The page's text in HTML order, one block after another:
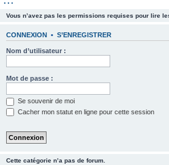
Vous n’avez pas les permissions requises pour lire
CONNEXION • S’ENREGISTRER
Nom d’utilisateur :
Mot de passe :
Se souvenir de moi
Cacher mon statut en ligne pour cette session
Cette catégorie n’a pas de forum.